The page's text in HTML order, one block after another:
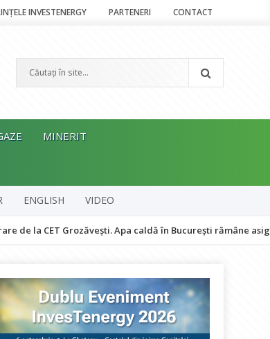
INVESTENERGY PARTENERI CONTACT
MINERIT
ENGLISH VIDEO
Grozăvești. Apa caldă în București rămâne asigurată